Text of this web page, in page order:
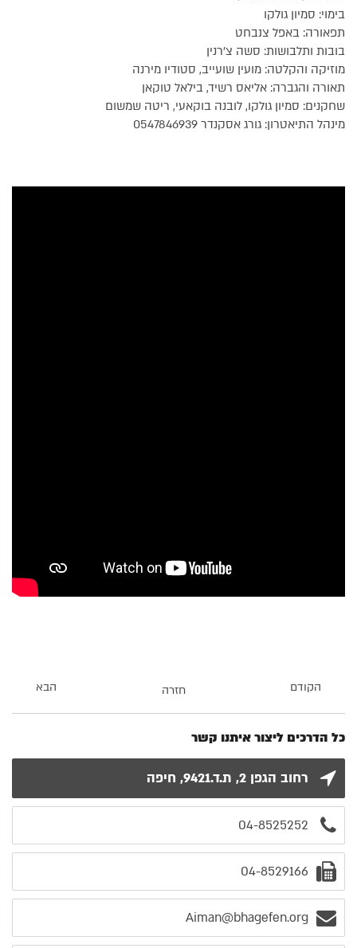
בימוי: סמיון גולקו
תפאורה: באפל צנבחט
בובות ותלבושות: סשה צ'רנין
מוזיקה והקלטה: מועין שועייב, סטודיו מירנה
תאורה והגברה: אליאס רשיד, בילאל טוקאן
שחקנים: סמיון גולקו, לובנה בוקאעי, ריטה שמשום
מינהל התיאטרון: גורג אסקנדר 0547846939
הקודם חזרה הבא
כל הדרכים ליצור איתנו קשר
רחוב הגפן 2, ת.ד.9421, חיפה
04-8525252
04-8529166
Aiman@bhagefen.org